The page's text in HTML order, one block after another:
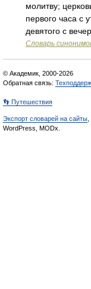
молитву;
первого часа с
девятого с
Словарь
© Академик, 2000-2026
Обратная связь:
👣 Путешествия
Экспорт словарей на сайты
WordPress, MODx.